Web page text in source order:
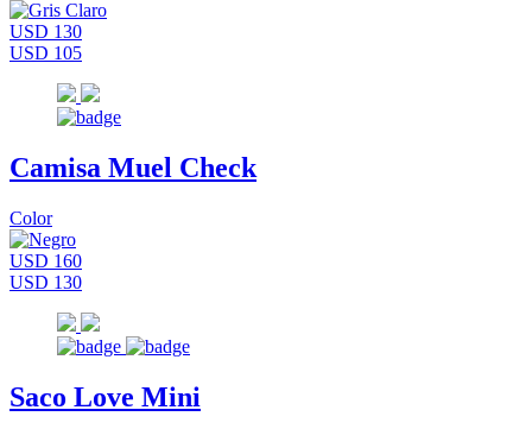
USD 130
USD 105
Camisa Muel Check
Color
USD 160
USD 130
Saco Love Mini